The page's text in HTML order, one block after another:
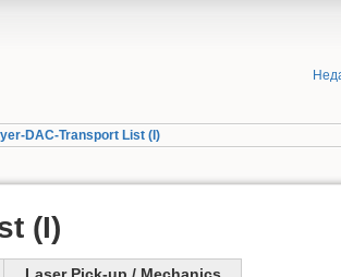
DAC-Transport List (I)
(I)